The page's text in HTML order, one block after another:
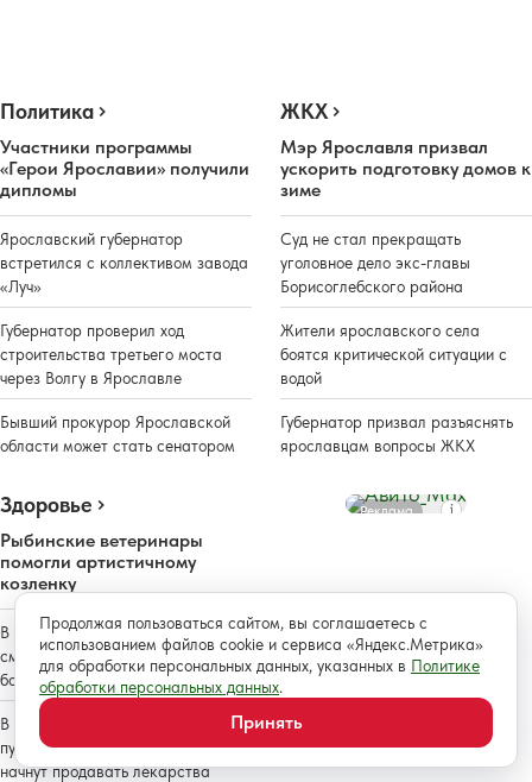
Политика
Участники программы
«Герои Ярославии» получили
дипломы
Ярославский губернатор
встретился с коллективом завода
«Луч»
Губернатор проверил ход
строительства третьего моста
через Волгу в Ярославле
Бывший прокурор Ярославской
области может стать сенатором
ЖКХ
Мэр Ярославля призвал
ускорить подготовку домов к
зиме
Суд не стал прекращать
уголовное дело экс-главы
Борисоглебского района
Жители ярославского села
боятся критической ситуации с
водой
Губернатор призвал разъяснять
ярославцам вопросы ЖКХ
Здоровье
Рыбинские ветеринары
помогли артистичному
козленку
В Ярославле сделают фасад и
смонтируют подсветку в детской
больнице
В фельдшерско-акушерских
пунктах Мышкинского округа
начнут продавать лекарства
Реклама
Продолжая пользоваться сайтом, вы соглашаетесь с
использованием файлов cookie и сервиса «Яндекс.Метрика»
для обработки персональных данных, указанных в Политике
обработки персональных данных.
Принять